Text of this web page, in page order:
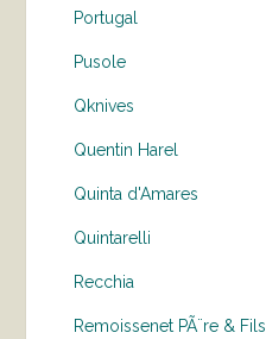
Portugal
Pusole
Qknives
Quentin Harel
Quinta d'Amares
Quintarelli
Recchia
Remoissenet PÃ¨re & Fils